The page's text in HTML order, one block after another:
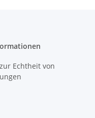
Echtheit von